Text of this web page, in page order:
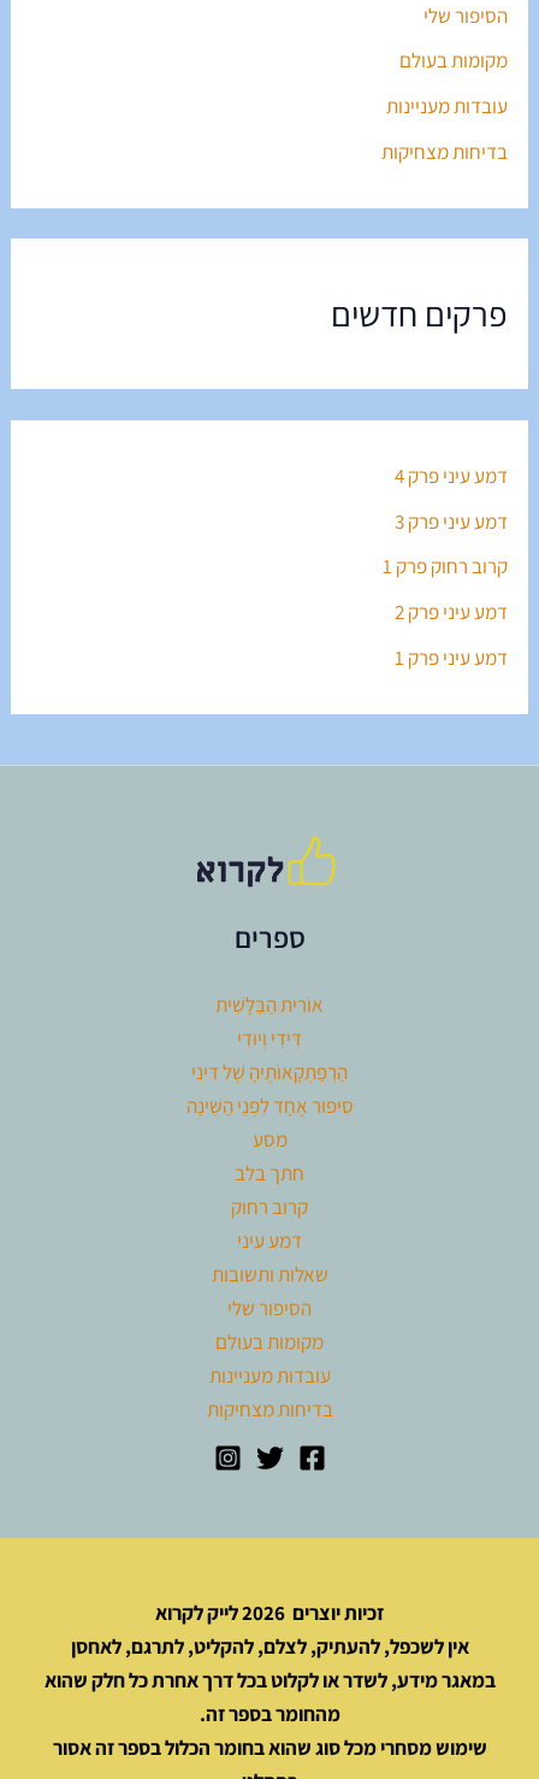
הסיפור שלי
מקומות בעולם
עובדות מעניינות
בדיחות מצחיקות
פרקים חדשים
דמע עיני פרק 4
דמע עיני פרק 3
קרוב רחוק פרק 1
דמע עיני פרק 2
דמע עיני פרק 1
ספרים
אוֹרִית הַבַּלָּשִׁית
דִּידִי וְיוּדִי
הַרְפַּתְקָאוֹתֶיהָ שֶׁל דִּינִי
סִיפּוּר אֶחָד לִפְנֵי הַשֵּׁינָה
מסע
חתך בלב
קרוב רחוק
דמע עיני
שאלות ותשובות
הסיפור שלי
מקומות בעולם
עובדות מעניינות
בדיחות מצחיקות
זכיות יוצרים 2026 לייק לקרוא
אין לשכפל, להעתיק, לצלם, להקליט, לתרגם, לאחסן
במאגר מידע, לשדר או לקלוט בכל דרך אחרת כל חלק שהוא
מהחומר בספר זה.
שימוש מסחרי מכל סוג שהוא בחומר הכלול בספר זה אסור